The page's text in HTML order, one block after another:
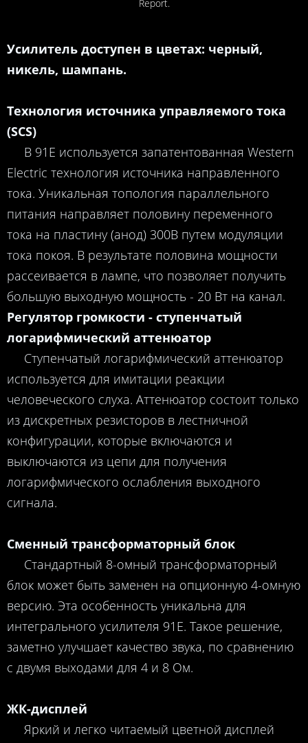
Report.
Усилитель доступен в цветах: черный,
никель, шампань.
Технология источника управляемого тока
(SCS)
В 91E используется запатентованная Western
Electric технология источника направленного
тока. Уникальная топология параллельного
питания направляет половину переменного
тока на пластину (анод) 300B путем модуляции
тока покоя. В результате половина мощности
рассеивается в лампе, что позволяет получить
большую выходную мощность - 20 Вт на канал.
Регулятор громкости - ступенчатый
логарифмический аттенюатор
Ступенчатый логарифмический аттенюатор
используется для имитации реакции
человеческого слуха. Аттенюатор состоит только
из дискретных резисторов в лестничной
конфигурации, которые включаются и
выключаются из цепи для получения
логарифмического ослабления выходного
сигнала.
Сменный трансформаторный блок
Стандартный 8-омный трансформаторный
блок может быть заменен на опционную 4-омную
версию. Эта особенность уникальна для
интегрального усилителя 91E. Такое решение,
заметно улучшает качество звука, по сравнению
с двумя выходами для 4 и 8 Ом.
ЖК-дисплей
Яркий и легко читаемый цветной дисплей